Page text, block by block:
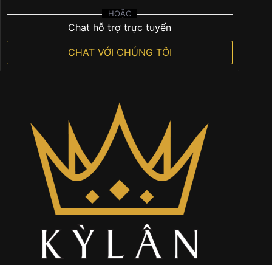
HOẶC
Chat hỗ trợ trực tuyến
CHAT VỚI CHÚNG TÔI